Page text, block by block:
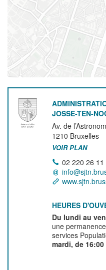
JOSSE-TEN-
Av. de
1210 Bruxelles
VOIR PLAN
02 220 26 11
HEURES
Du lundi au
une
services
mardi, de 16:00